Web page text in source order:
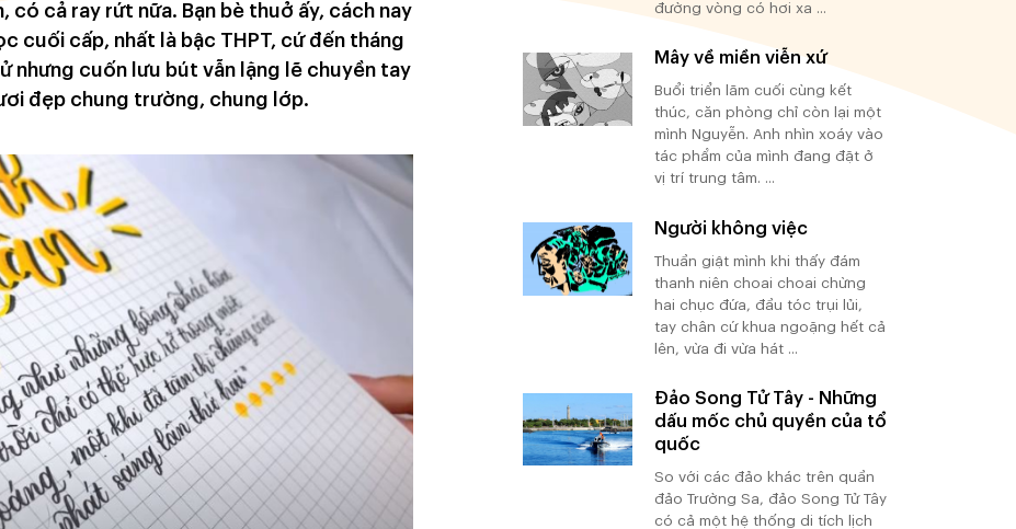
cả ray rứt nữa. Bạn bè thuở ấy, cách nay
cuối cấp, nhất là bậc THPT, cứ đến tháng
nhưng cuốn lưu bút vẫn lặng lẽ chuyền tay
đẹp chung trường, chung lớp.
đường vòng có hơi xa ...
Mây về miền viễn xứ
Buổi triển lãm cuối cùng kết
thúc, căn phòng chỉ còn lại một
mình Nguyễn. Anh nhìn xoáy vào
tác phẩm của mình đang đặt ở
vị trí trung tâm. ...
Người không việc
Thuần giật mình khi thấy đám
thanh niên choai choai chừng
hai chục đứa, đầu tóc trụi lủi,
tay chân cứ khua ngoặng hết cả
lên, vừa đi vừa hát ...
Đảo Song Tử Tây - Những
dấu mốc chủ quyền của tổ
quốc
So với các đảo khác trên quần
đảo Trường Sa, đảo Song Tử Tây
có cả một hệ thống di tích lịch